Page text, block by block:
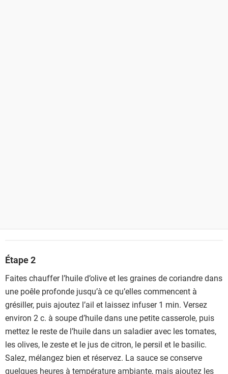
Étape 2
Faites chauffer l’huile d’olive et les graines de coriandre dans
une poêle profonde jusqu’à ce qu’elles commencent à
grésiller, puis ajoutez l’ail et laissez infuser 1 min. Versez
environ 2 c. à soupe d’huile dans une petite casserole, puis
mettez le reste de l’huile dans un saladier avec les tomates,
les olives, le zeste et le jus de citron, le persil et le basilic.
Salez, mélangez bien et réservez. La sauce se conserve
quelques heures à température ambiante, mais ajoutez les